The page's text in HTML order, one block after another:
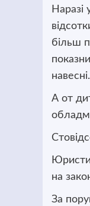
Наразі
більш
А от
на
За